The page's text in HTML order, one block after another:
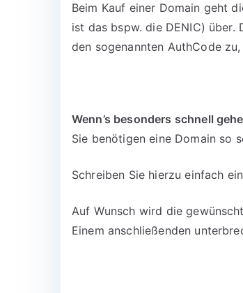
Beim Kauf einer Domain geht
ist das bspw. die DENIC) über.
den sogenannten AuthCode
Wenn’s besonders schnell
Sie benötigen eine Domain so
Schreiben Sie hierzu einfach
Auf Wunsch wird die
Einem anschließenden